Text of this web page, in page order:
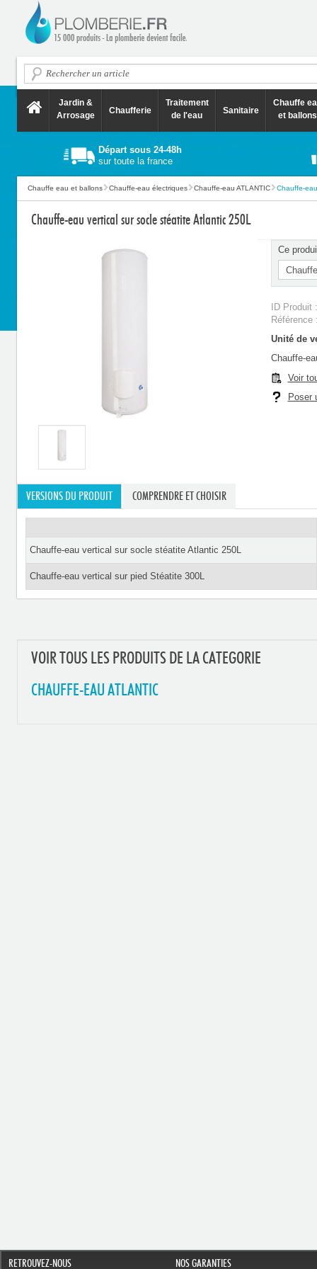
Jardin &
Arrosage
Chaufferie
Traitement
de l'eau
Sanitaire
Chauffe
et ballons
Départ sous 24-48h
sur toute la france
Chauffe eau et ballons Chauffe-eau électriques Chauffe-eau ATLANTIC Chauffe-
Chauffe-eau vertical sur socle stéatite Atlantic 250L
Ce
ID Produit
Unité de
Chauffe-
Voir
Poser
VERSIONS DU PRODUIT COMPRENDRE ET CHOISIR
Chauffe-eau vertical sur socle stéatite Atlantic 250L
Chauffe-eau vertical sur pied Stéatite 300L
VOIR TOUS LES PRODUITS DE LA CATEGORIE
CHAUFFE-EAU ATLANTIC
RETROUVEZ-NOUS NOS GARANTIES